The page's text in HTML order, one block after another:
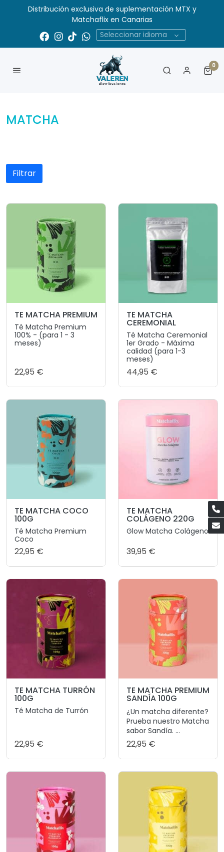
Distribución exclusiva de suplementación MTX y
Matchaflix en Canarias
Seleccionar idioma
0
MATCHA
Filtrar
TE MATCHA PREMIUM
Té Matcha Premium
100% - (para 1 - 3
meses)
22,95 €
TE MATCHA
CEREMONIAL
Té Matcha Ceremonial
1er Grado - Máxima
calidad (para 1-3
meses)
44,95 €
TE MATCHA COCO
100G
Té Matcha Premium
Coco
22,95 €
TE MATCHA
COLÁGENO 220G
Glow Matcha Colágeno
39,95 €
TE MATCHA TURRÓN
100G
Té Matcha de Turrón
22,95 €
TE MATCHA PREMIUM
SANDÍA 100G
¿Un matcha diferente?
Prueba nuestro Matcha
sabor Sandía. ...
22,95 €